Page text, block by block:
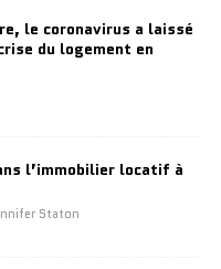
le coronavirus a laissé
du logement en
l’immobilier locatif à
Staton